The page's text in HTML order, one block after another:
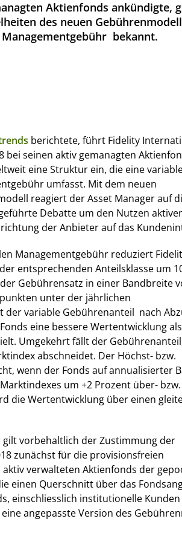
Aktienfonds ankündigte,
des neuen
 bekannt.
berichtete, führt Fidelity
bei seinen aktiv gemanagten
eine Struktur ein, die eine
umfasst. Mit dem neuen
reagiert der Asset Manager auf
Debatte um den Nutzen
der Anbieter auf das
Managementgebühr reduziert
entsprechenden Anteilsklasse um
Gebührensatz in einer Bandbreite
unter der jährlichen
variable Gebührenanteil  nach
eine bessere Wertentwicklung
Umgekehrt fällt der
abschneidet. Der Höchst- bzw.
wenn der Fonds auf annualisierter
um +2 Prozent über-
die Wertentwicklung über einen
vorbehaltlich der Zustimmung der
zunächst für die provisionsfreien
verwalteten Aktienfonds der
einen Querschnitt über das
einschliesslich institutionelle
angepasste Version des